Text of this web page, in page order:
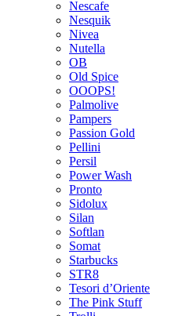
Nescafe
Nesquik
Nivea
Nutella
OB
Old Spice
OOOPS!
Palmolive
Pampers
Passion Gold
Pellini
Persil
Power Wash
Pronto
Sidolux
Silan
Softlan
Somat
Starbucks
STR8
Tesori d’Oriente
The Pink Stuff